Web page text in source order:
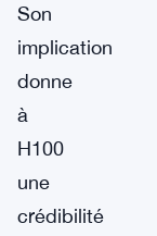
Son
implication
donne
à
H100
une
crédibilité